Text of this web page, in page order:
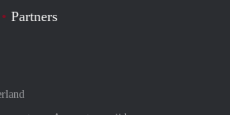
Partners